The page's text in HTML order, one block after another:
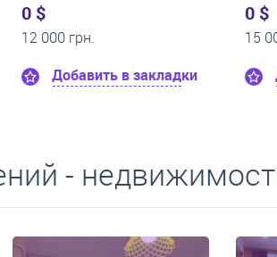
20 000 грн.
Добавить в закладки
-